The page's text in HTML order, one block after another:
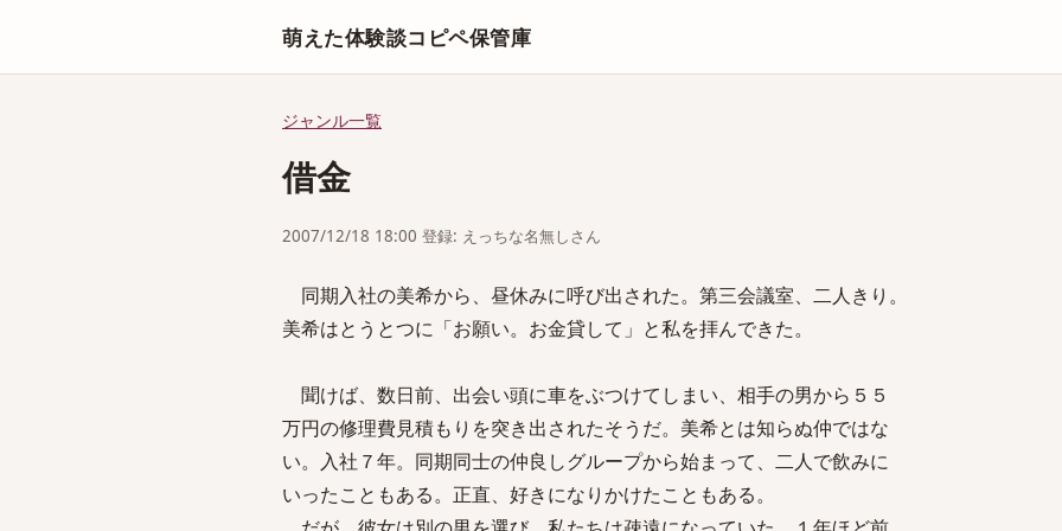
萌えた体験談コピペ保管庫
ジャンル一覧
借金
2007/12/18 18:00 登録: えっちな名無しさん
同期入社の美希から、昼休みに呼び出された。第三会議室、二人きり。
美希はとうとつに「お願い。お金貸して」と私を拝んできた。
聞けば、数日前、出会い頭に車をぶつけてしまい、相手の男から５５
万円の修理費見積もりを突き出されたそうだ。美希とは知らぬ仲ではな
い。入社７年。同期同士の仲良しグループから始まって、二人で飲みに
いったこともある。正直、好きになりかけたこともある。